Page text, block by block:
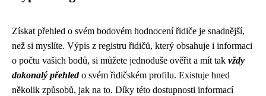
Získat přehled o svém bodovém hodnocení řidiče je snadnější,
než si myslíte. Výpis z registru řidičů, který obsahuje i informaci
o počtu vašich bodů, si můžete jednoduše ověřit a mít tak vždy
dokonalý přehledo svém řidičském profilu. Existuje hned
několik způsobů, jak na to. Díky této dostupnosti informací